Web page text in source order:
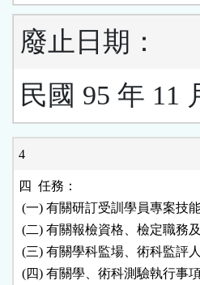
廢止日期：
民國 95 年 11
4
四  任務：
(一) 有關研訂受訓學員專案技
(二) 有關報檢資格、檢定職務
(三) 有關學科監場、術科監評
(四) 有關學、術科測驗執行事項